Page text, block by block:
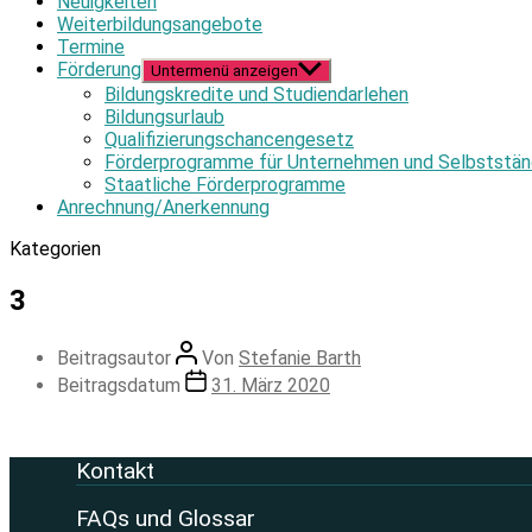
Weiterbildungsangebote
Termine
Förderung Untermenü anzeigen
Bildungskredite und Studiendarlehen
Bildungsurlaub
Qualifizierungschancengesetz
Förderprogramme für Unternehmen und
Staatliche Förderprogramme
Anrechnung/Anerkennung
Kategorien
3
Beitragsautor Von Stefanie Barth
Beitragsdatum
31. März 2020
Kontakt
FAQs und Glossar